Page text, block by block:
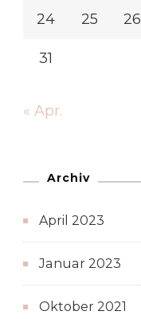
24 25 26
31
« Apr.
Archiv
April 2023
Januar 2023
Oktober 2021